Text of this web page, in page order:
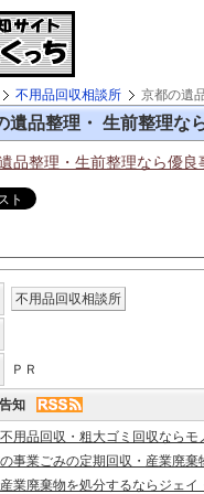
不用品回収相談所 京都の遺
遺品整理・ 生前整理な
品整理・ 生前整理なら優良
不用品回収相談所
ＰＲ
知
用品回収・粗大ゴミ回収ならモ
事業ごみの定期回収・産業廃棄
業廃棄物を処分するならジェ